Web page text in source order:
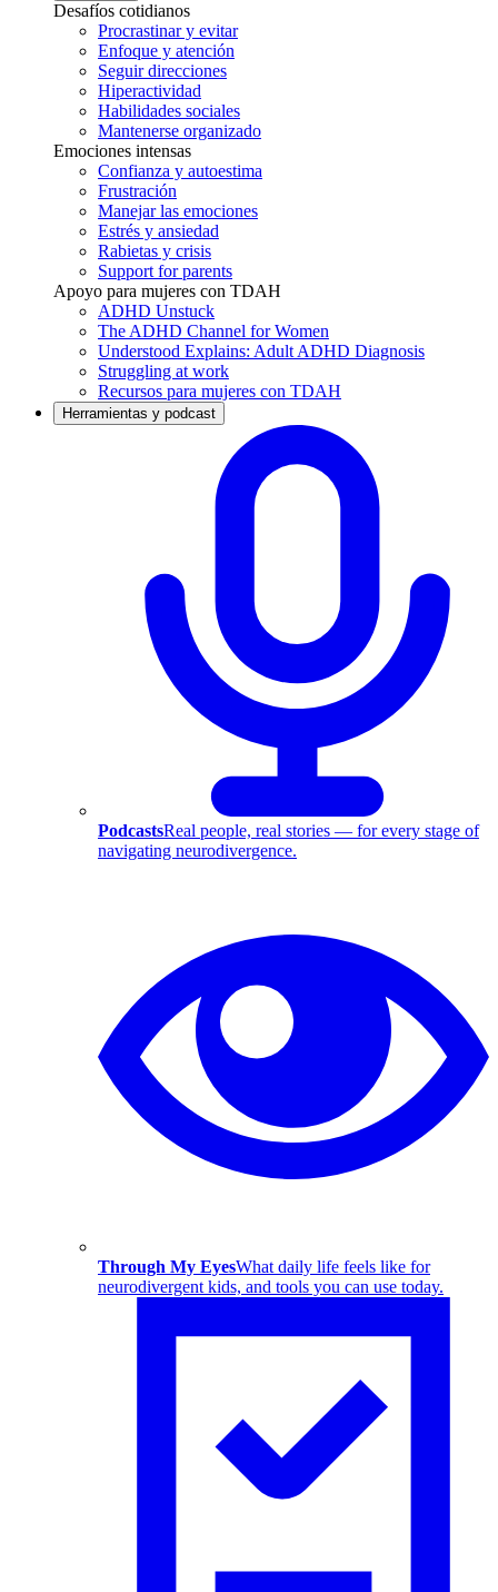
Desafíos cotidianos
Procrastinar y evitar
Enfoque y atención
Seguir direcciones
Hiperactividad
Habilidades sociales
Mantenerse organizado
Emociones intensas
Confianza y autoestima
Frustración
Manejar las emociones
Estrés y ansiedad
Rabietas y crisis
Support for parents
Apoyo para mujeres con TDAH
ADHD Unstuck
The ADHD Channel for Women
Understood Explains: Adult ADHD Diagnosis
Struggling at work
Recursos para mujeres con TDAH
Herramientas y podcast
PodcastsReal people, real stories — for every stage of
navigating neurodivergence.
Through My EyesWhat daily life feels like for
neurodivergent kids, and tools you can use today.